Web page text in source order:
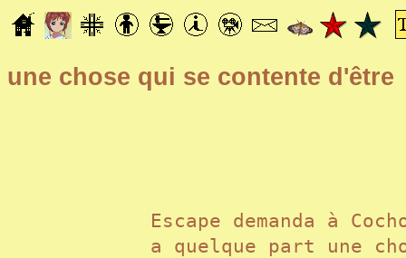
une chose qui se contente d'être
Escape demanda à
a quelque part une